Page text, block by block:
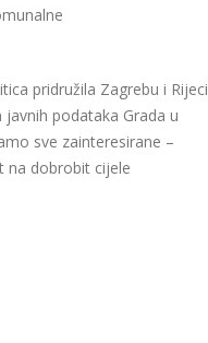
pridružila Zagrebu i Rijeci
podataka Grada u
sve zainteresirane –
na dobrobit cijele